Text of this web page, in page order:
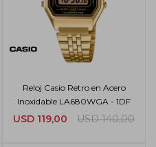
Reloj Casio Retro en Acero
Inoxidable LA680WGA - 1DF
USD 119,00 USD 140,00